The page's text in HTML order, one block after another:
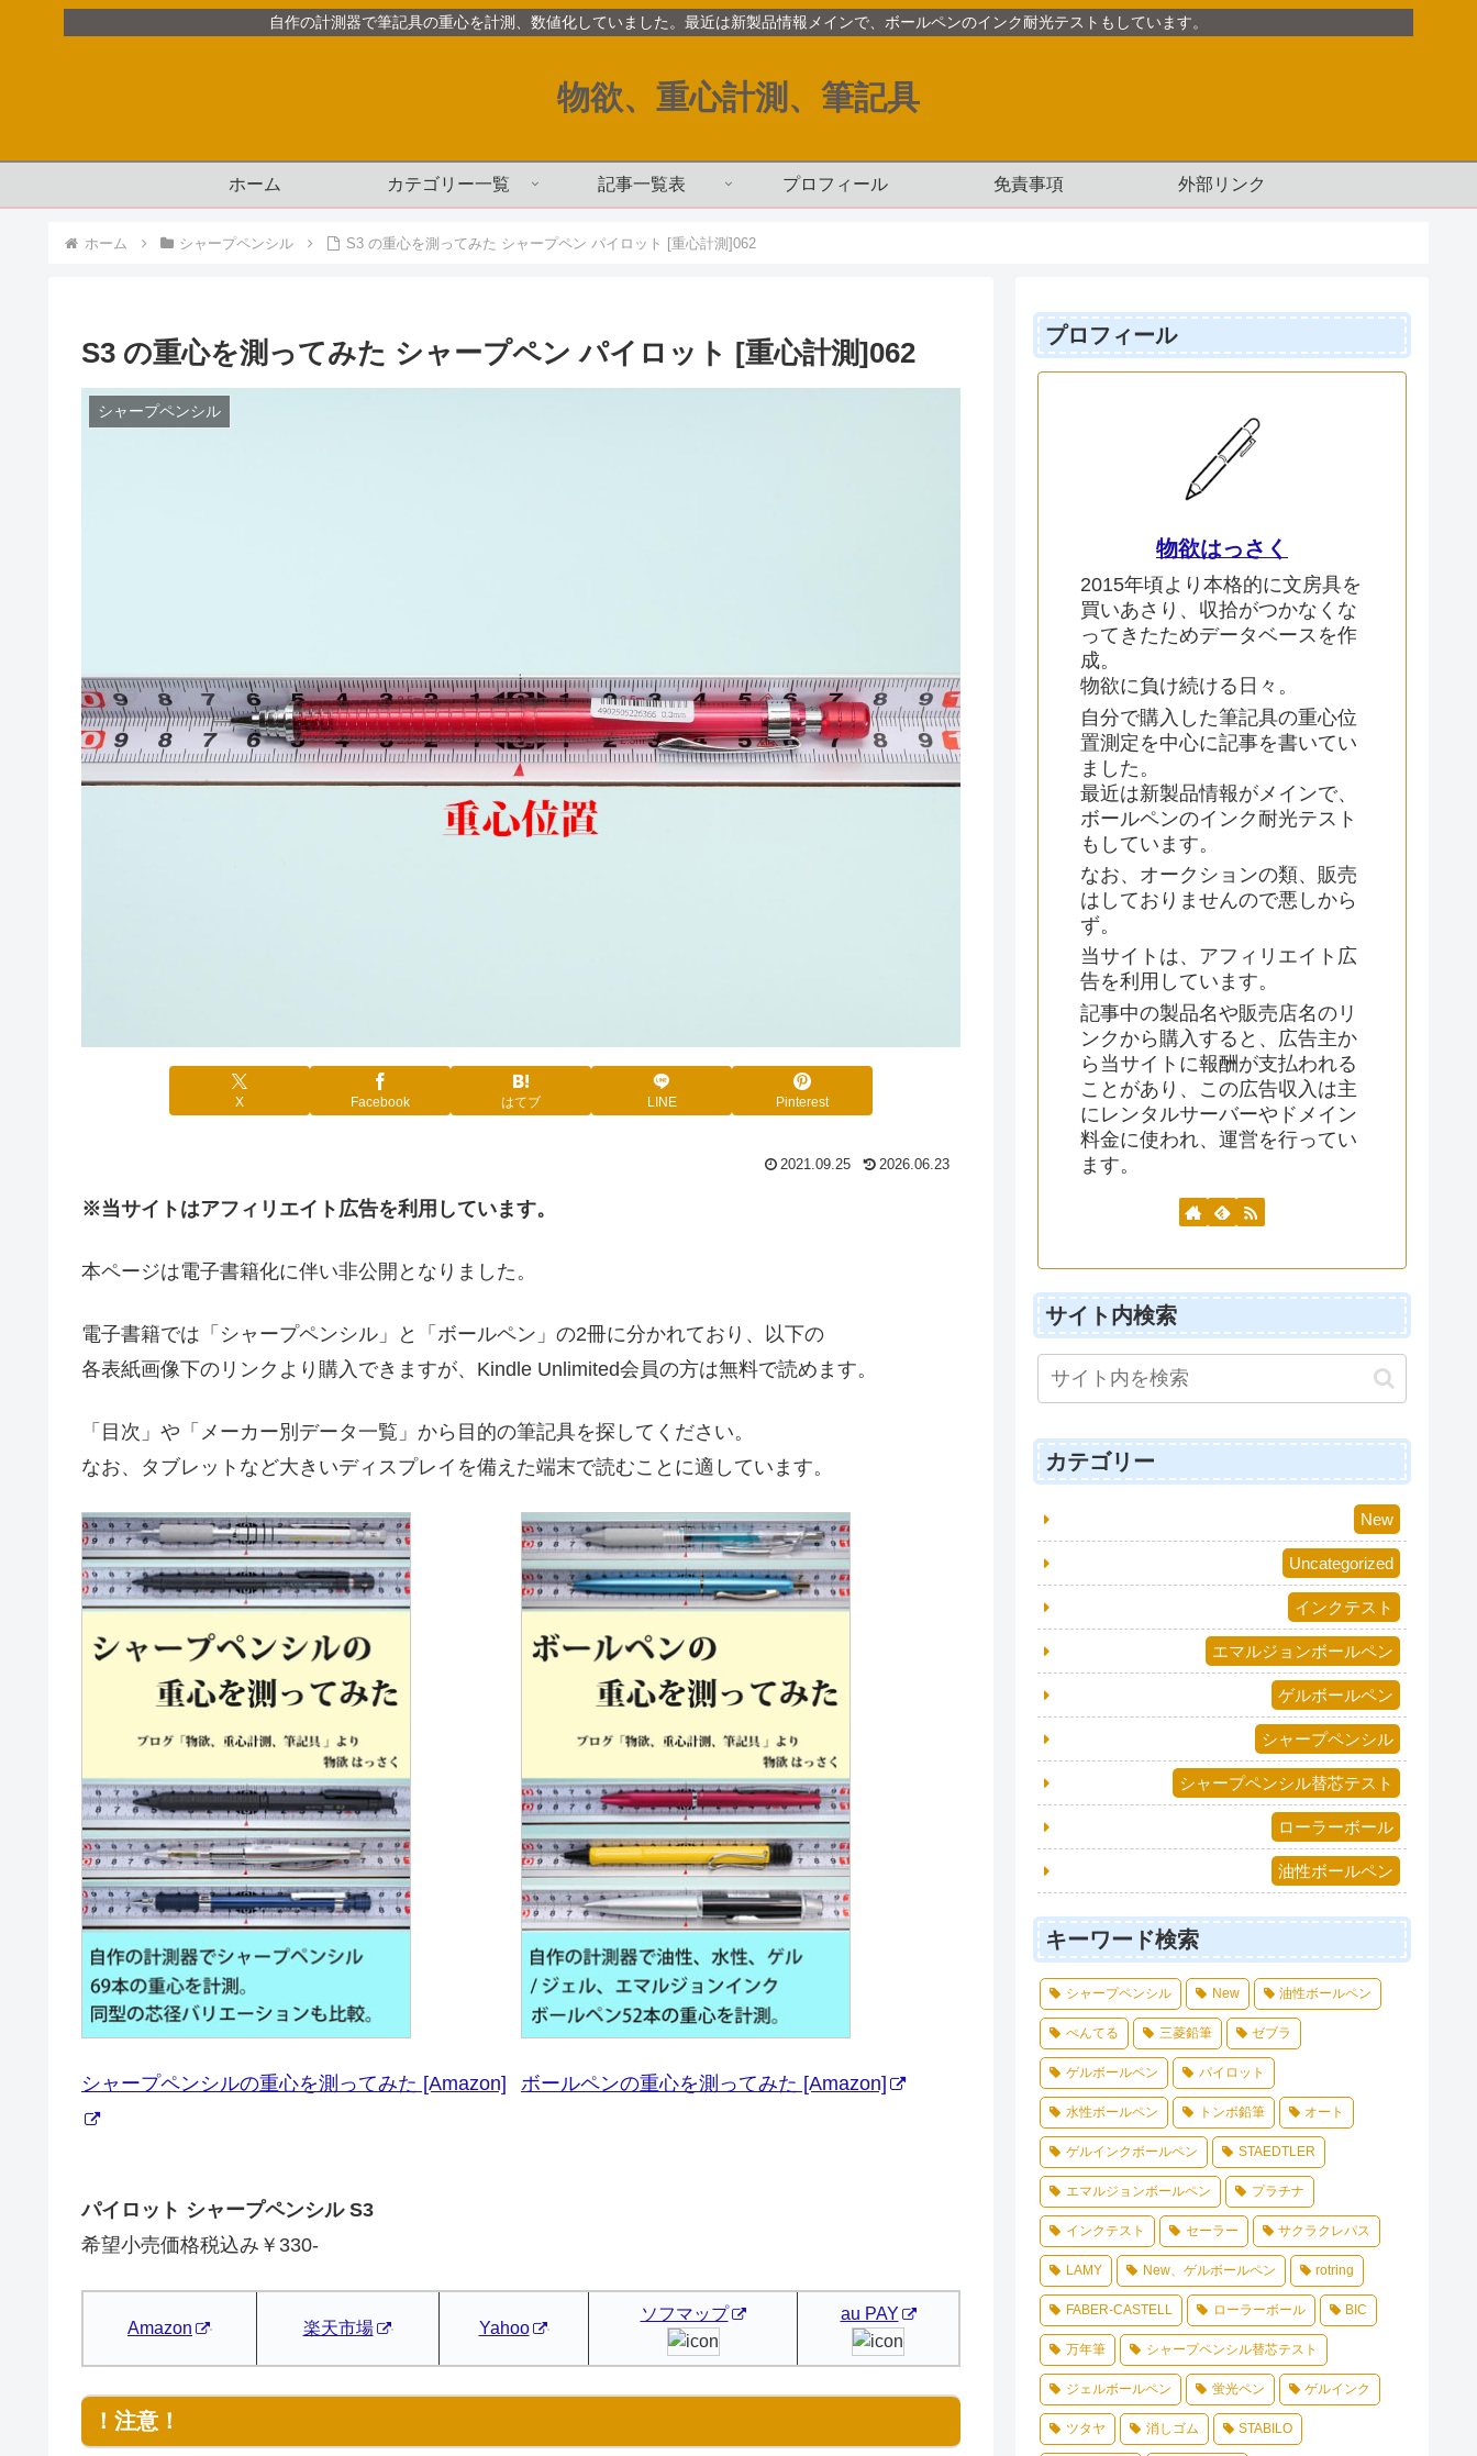
自作の計測器で筆記具の重心を計測、数値化していました。最近は新製品情報メインで、ボールペンのインク耐光テストもしています。
物欲、重心計測、筆記具
ホーム カテゴリー一覧 記事一覧表 プロフィール 免責事項 外部リンク
ホーム シャープペンシル S3 の重心を測ってみた シャープペン パイロット [重心計測]062
S3 の重心を測ってみた シャープペン パイロット [重心計測]062
シャープペンシル
X Facebook はてブ LINE Pinterest
2021.09.25 2026.06.23
※当サイトはアフィリエイト広告を利用しています。
本ページは電子書籍化に伴い非公開となりました。
電子書籍では「シャープペンシル」と「ボールペン」の2冊に分かれており、以下の
各表紙画像下のリンクより購入できますが、Kindle Unlimited会員の方は無料で読めます。
「目次」や「メーカー別データ一覧」から目的の筆記具を探してください。
なお、タブレットなど大きいディスプレイを備えた端末で読むことに適しています。
シャープペンシルの重心を測ってみた [Amazon] ボールペンの重心を測ってみた [Amazon]
パイロット シャープペンシル S3
希望小売価格税込み￥330-
Amazon 楽天市場 Yahoo
ソフマップ au PAY
！注意！
プロフィール
物欲はっさく
2015年頃より本格的に文房具を
買いあさり、収拾がつかなくな
ってきたためデータベースを作
成。
物欲に負け続ける日々。
自分で購入した筆記具の重心位
置測定を中心に記事を書いてい
ました。
最近は新製品情報がメインで、
ボールペンのインク耐光テスト
もしています。
なお、オークションの類、販売
はしておりませんので悪しから
ず。
当サイトは、アフィリエイト広
告を利用しています。
記事中の製品名や販売店名のリ
ンクから購入すると、広告主か
ら当サイトに報酬が支払われる
ことがあり、この広告収入は主
にレンタルサーバーやドメイン
料金に使われ、運営を行ってい
ます。
サイト内検索
カテゴリー
New
Uncategorized
インクテスト
エマルジョンボールペン
ゲルボールペン
シャープペンシル
シャープペンシル替芯テスト
ローラーボール
油性ボールペン
キーワード検索
シャープペンシル New 油性ボールペン
ぺんてる 三菱鉛筆 ゼブラ
ゲルボールペン パイロット
水性ボールペン トンボ鉛筆 オート
ゲルインクボールペン STAEDTLER
エマルジョンボールペン プラチナ
インクテスト セーラー サクラクレパス
LAMY New、ゲルボールペン rotring
FABER-CASTELL ローラーボール BIC
万年筆 シャープペンシル替芯テスト
ジェルボールペン 蛍光ペン ゲルインク
ツタヤ 消しゴム STABILO